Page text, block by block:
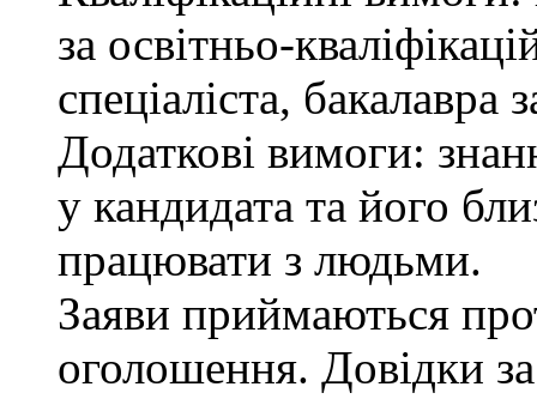
за освітньо-
спеціаліста,
Додаткові вимоги:
у кандидата та його
працювати з людьми.
Заяви приймаються
оголошення. Довідки